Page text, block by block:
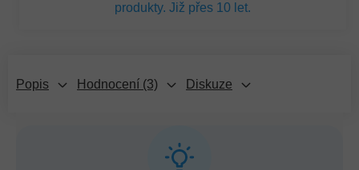
produkty. Již přes 10 let.
Popis Hodnocení (3) Diskuze